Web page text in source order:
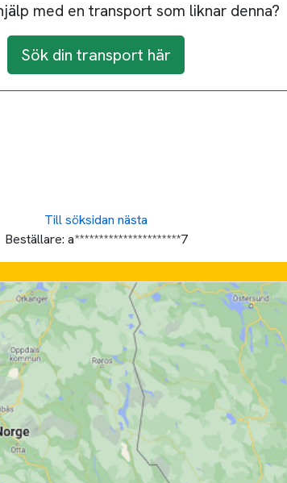
med en transport som liknar denna?
Sök din transport här
Till söksidan nästa
Beställare: a**********************7